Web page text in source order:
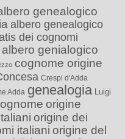
genealogico
albero genealogico
dei cognomi
albero genialogico
cognome origine
Crespi d'Adda
Adda genealogia
Luigi
origine
origine dei
italiani origine del